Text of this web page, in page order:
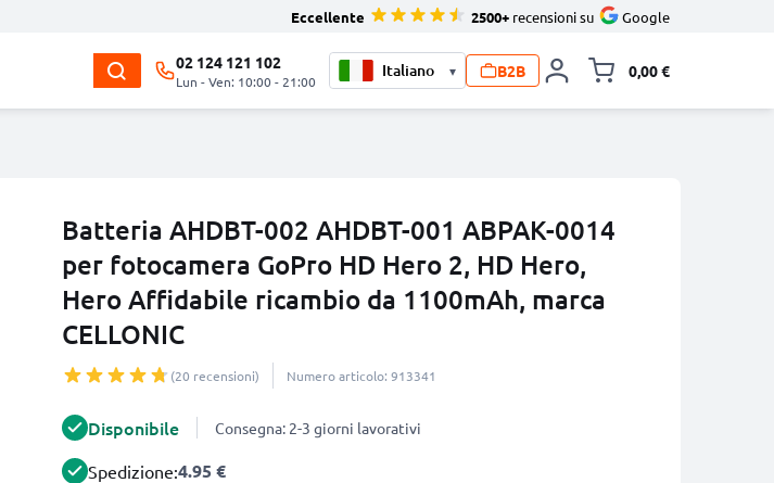
Eccellente 2500+ recensioni su Google
02 124 121 102
Lun - Ven: 10:00 - 21:00
▾ B2B 0,00 €
Batteria AHDBT-002 AHDBT-001 ABPAK-0014
per fotocamera GoPro HD Hero 2, HD Hero,
Hero Affidabile ricambio da 1100mAh, marca
CELLONIC
(20 recensioni) Numero articolo: 913341
Disponibile Consegna: 2-3 giorni lavorativi
Spedizione:4.95 €